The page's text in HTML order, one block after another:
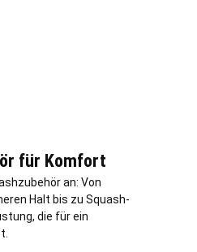
für Komfort
an: Von
Halt bis zu Squash-
die für ein